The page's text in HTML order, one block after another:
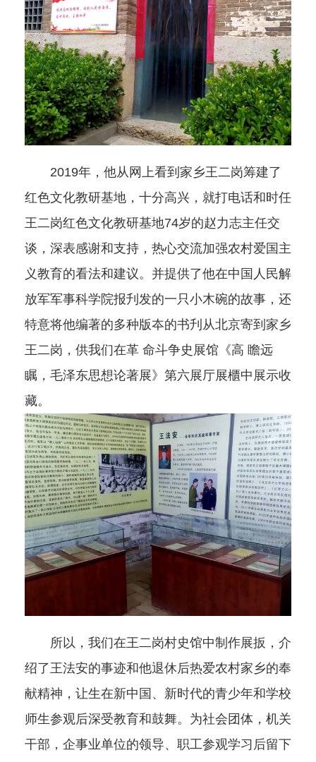
2019年，他从网上看到家乡王二岗筹建了
红色文化教研基地，十分高兴，就打电话和时任
王二岗红色文化教研基地74岁的赵力志主任交
谈，深表感谢和支持，热心交流加强农村爱国主
义教育的看法和建议。并提供了他在中国人民解
放军军事科学院报刋发的一只小木碗的故事，还
特意将他编著的多种版夲的书刋从北京寄到家乡
王二岗，供我们在革 命斗争史展馆《高 瞻远
瞩，毛泽东思想论著展》第六展厅展櫃中展示收
藏。
所以，我们在王二岗村史馆中制作展扳，介
绍了王法安的事迹和他退休后热爱农村家乡的奉
献精神，让生在新中国、新时代的青少年和学校
师生参观后深受教育和鼓舞。为社会团体，机关
干部，企事业单位的领导、职工参观学习后留下